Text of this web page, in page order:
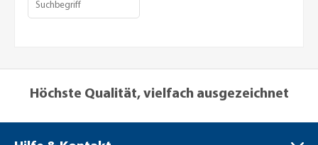
Höchste Qualität, vielfach ausgezeichnet